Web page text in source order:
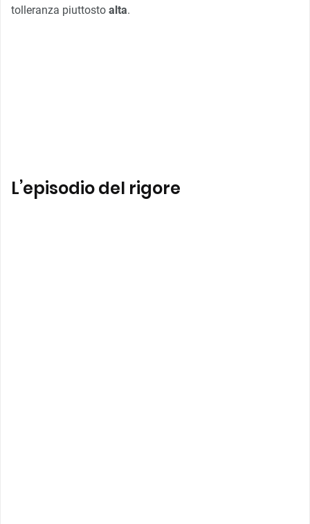
tolleranza piuttosto alta.
L’episodio del rigore